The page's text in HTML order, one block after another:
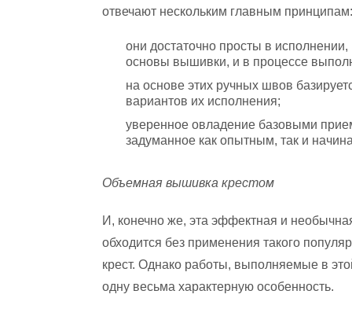
отвечают нескольким главным принципам:
они достаточно просты в
основы вышивки, и в процессе
на основе этих ручных швов
вариантов их исполнения;
уверенное овладение базовыми
задуманное как опытным, так и
Объемная вышивка крестом
И, конечно же, эта эффектная и
обходится без применения такого
крест. Однако работы, выполняемые в
одну весьма характерную особенность.